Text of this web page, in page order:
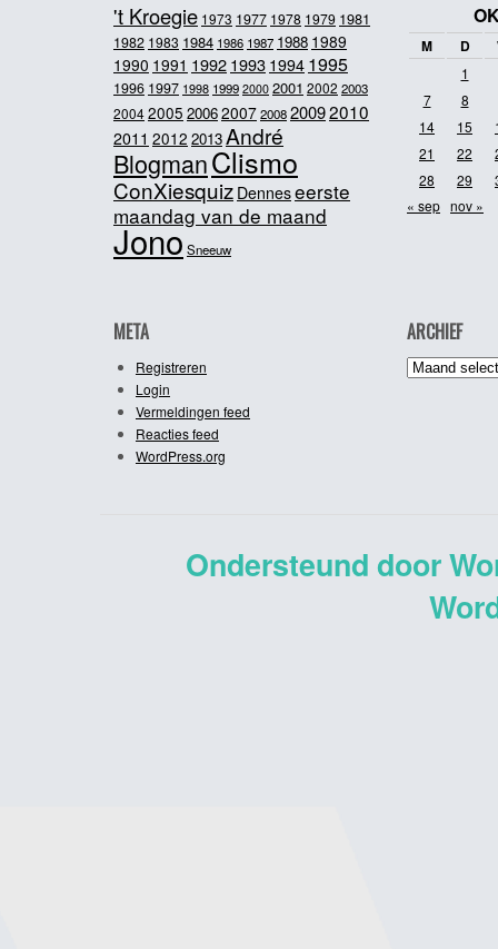
't Kroegie 1973 1977 1978 1979 1981
1982 1983 1984 1986 1987 1988 1989
1990 1991 19921993 1994 1995
1996 1997 1998 1999 2000 2001 2002 2003
20042005 20062007200820092010
2011 2012 2013André
BlogmanClismo
ConXiesquiz Denneseerste
maandag van de maand
JonoSneeuw
M D
1
7
8
14
15
21
22
28
29
« sep nov »
META
Registreren
Login
Vermeldingen feed
Reacties feed
WordPress.org
ARCHIEF
Archief
Ondersteund door